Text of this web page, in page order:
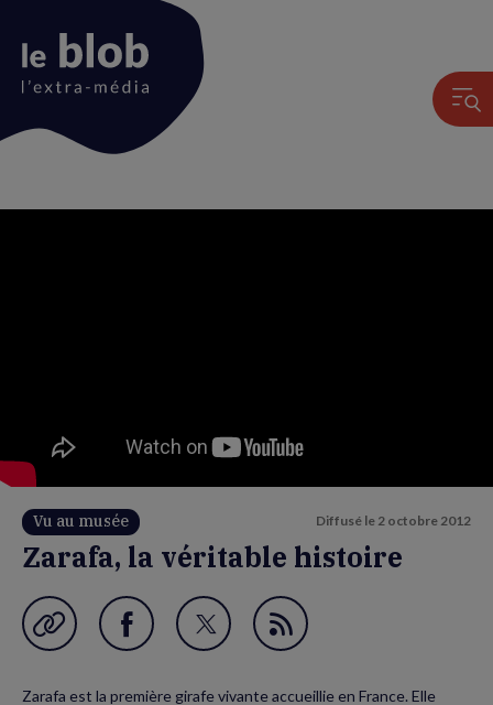
Vu au musée Diffusé le 2 octobre 2012
Zarafa, la véritable histoire
Garder en favori
Partager PartagerFlux
Zarafa est la première girafe vivante accueillie en France. Elle